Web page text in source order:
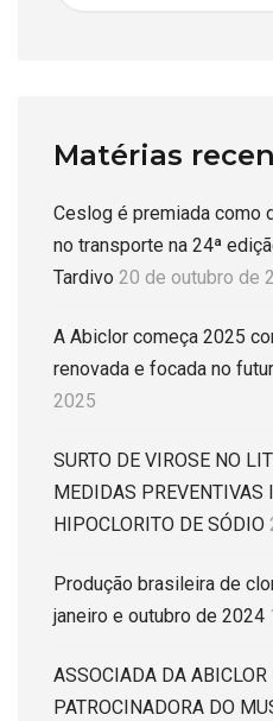
Matérias
Ceslog é premiada como
no transporte na 24ª
Tardivo 20 de outubro de
A Abiclor começa 2025
renovada e focada no
2025
SURTO DE VIROSE NO
MEDIDAS PREVENTIVAS
HIPOCLORITO DE SÓDIO
Produção brasileira de
janeiro e outubro de 2024
ASSOCIADA DA
PATROCINADORA DO